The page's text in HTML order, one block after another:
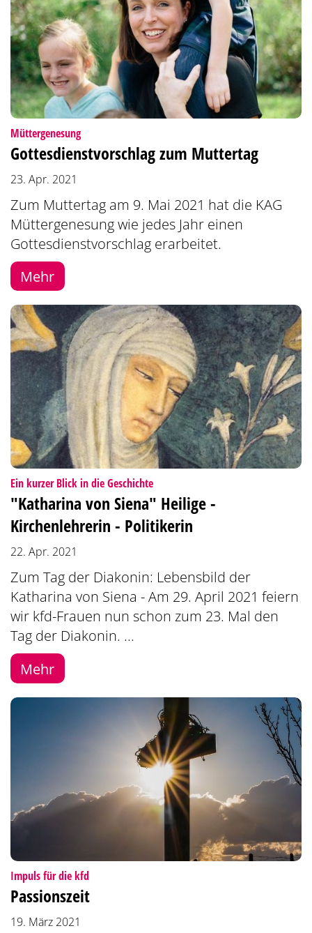
Müttergenesung:
Gottesdienstvorschlag zum Muttertag
23. Apr. 2021
Zum Muttertag am 9. Mai 2021 hat die KAG
Müttergenesung wie jedes Jahr einen
Gottesdienstvorschlag erarbeitet.
Mehr
Ein kurzer Blick in die Geschichte:
"Katharina von Siena" Heilige -
Kirchenlehrerin - Politikerin
22. Apr. 2021
Zum Tag der Diakonin: Lebensbild der
Katharina von Siena - Am 29. April 2021 feiern
wir kfd-Frauen nun schon zum 23. Mal den
Tag der Diakonin. ...
Mehr
Impuls für die kfd
Passionszeit
19. März 2021